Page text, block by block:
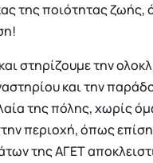
της ποιότητας ζωής,
στηρίζουμε την
και την
της πόλης, χωρίς
περιοχή, όπως
της ΑΓΕΤ